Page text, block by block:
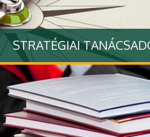
STRATÉGIAI
Tovább